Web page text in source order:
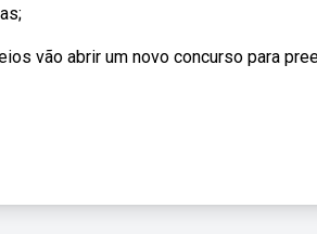
vão abrir um novo concurso para